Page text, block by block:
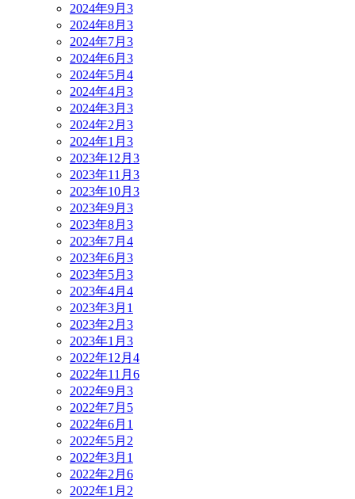
2024年9月 3
2024年8月 3
2024年7月 3
2024年6月 3
2024年5月 4
2024年4月 3
2024年3月 3
2024年2月 3
2024年1月 3
2023年12月 3
2023年11月 3
2023年10月 3
2023年9月 3
2023年8月 3
2023年7月 4
2023年6月 3
2023年5月 3
2023年4月 4
2023年3月 1
2023年2月 3
2023年1月 3
2022年12月 4
2022年11月 6
2022年9月 3
2022年7月 5
2022年6月 1
2022年5月 2
2022年3月 1
2022年2月 6
2022年1月 2